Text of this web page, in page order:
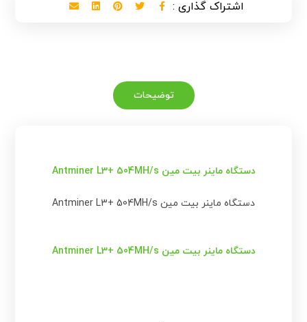
توضیحات
دستگاه ماینر بیت مین Antminer L3+ 504MH/s
دستگاه ماینر بیت مین Antminer L3+ 504MH/s
دستگاه ماینر بیت مین Antminer L3+ 504MH/s